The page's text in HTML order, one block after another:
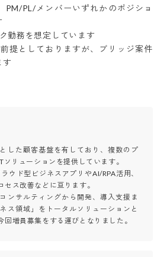
PL/メンバーいずれかのポジショ
勤務を想定しています
提としておりますが、ブリッジ案件
す
した顧客基盤を有しており、複数のプ
ソリューションを提供しています。
ウド型ビジネスアプリやAI/RPA活用、
セス改善などに亘ります。
ンサルティングから開発、導入支援ま
ス領域」をトータルソリューションと
回増員募集をする運びとなりました。